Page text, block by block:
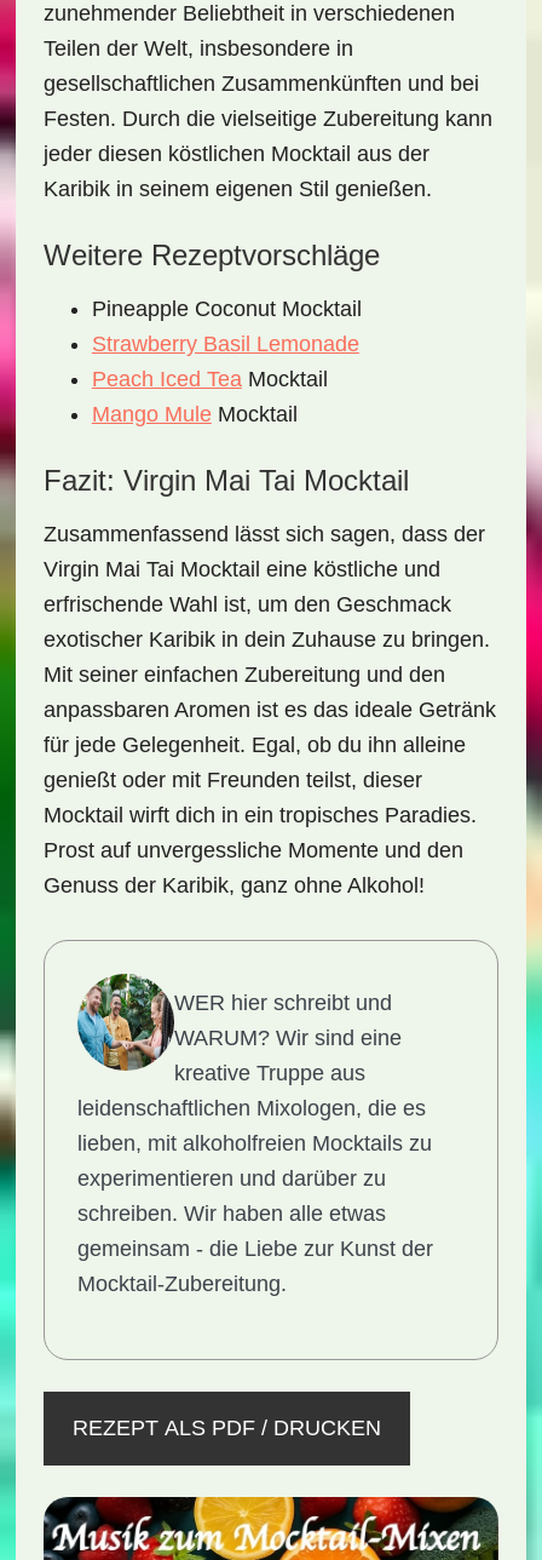
zunehmender Beliebtheit in verschiedenen
Teilen der Welt, insbesondere in
gesellschaftlichen Zusammenkünften und bei
Festen. Durch die vielseitige Zubereitung kann
jeder diesen köstlichen Mocktail aus der
Karibik in seinem eigenen Stil genießen.
Weitere Rezeptvorschläge
Pineapple Coconut Mocktail
Strawberry Basil Lemonade
Peach Iced TeaMocktail
Mango MuleMocktail
Fazit: Virgin Mai Tai Mocktail
Zusammenfassend lässt sich sagen, dass der
Virgin Mai Tai Mocktail eine köstliche und
erfrischende Wahl ist, um den Geschmack
exotischer Karibik in dein Zuhause zu bringen.
Mit seiner einfachen Zubereitung und den
anpassbaren Aromen ist es das ideale Getränk
für jede Gelegenheit. Egal, ob du ihn alleine
genießt oder mit Freunden teilst, dieser
Mocktail wirft dich in ein tropisches Paradies.
Prost auf unvergessliche Momente und den
Genuss der Karibik, ganz ohne Alkohol!
WER hier schreibt und
WARUM?Wir sind eine
kreative Truppe aus
leidenschaftlichen Mixologen, die es
lieben, mit alkoholfreien Mocktails zu
experimentieren und darüber zu
schreiben. Wir haben alle etwas
gemeinsam - die Liebe zur Kunst der
Mocktail-Zubereitung.
REZEPT ALS PDF / DRUCKEN